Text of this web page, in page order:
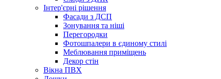
Інтер'єрні рішення
Фасади з ДСП
Зонування та ніші
Перегородки
Фотошпалери в єдиному стилі
Меблювання приміщень
Декор стін
Вікна ПВХ